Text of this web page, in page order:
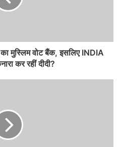
मुस्लिम वोट बैंक, इसलिए INDIA
कर रहीं दीदी?